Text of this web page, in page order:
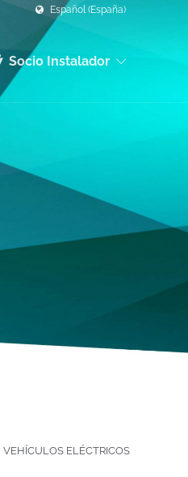
Español (España)
Socio Instalador
VEHÍCULOS ELÉCTRICOS